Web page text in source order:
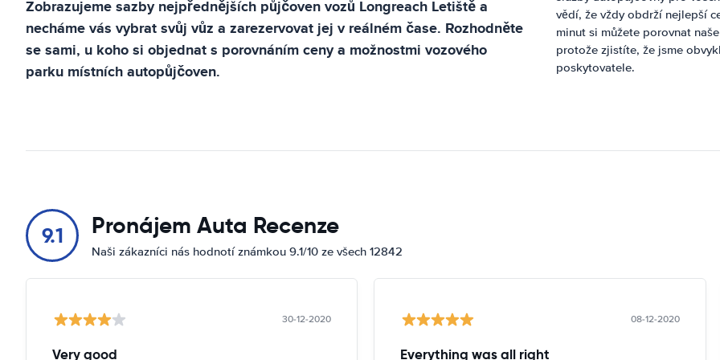
Zobrazujeme sazby nejpřednějších půjčoven vozů Longreach Letištěa
necháme vás vybrat svůj vůz a zarezervovat jej v reálném čase. Rozhodněte
se sami, u koho si objednat s porovnáním ceny a možnostmi vozového
parku místních autopůjčoven.
vědí, že vždy obdrží nejlepší
minut si můžete porovnat
protože zjistíte, že jsme
poskytovatele.
9.1 Pronájem Auta Recenze
Naši zákazníci nás hodnotí známkou 9.1/10 ze všech 12842
30-12-2020
Very good
08-12-2020
Everything was all right